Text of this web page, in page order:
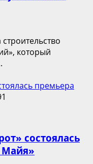
который
премьера
состоялась
Майя»